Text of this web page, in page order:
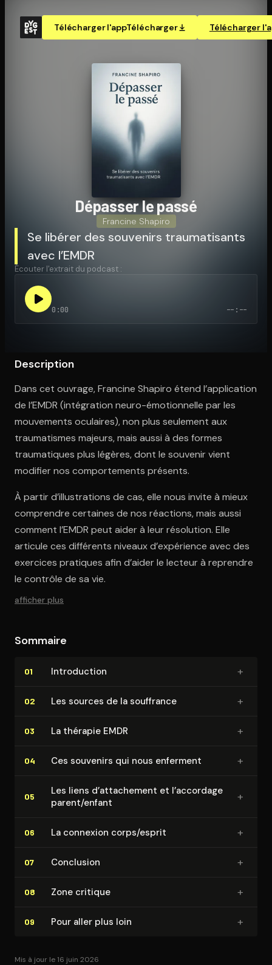
Télécharger l'appTélécharger Télécharger
Ouvre l'app Appareil photo, pointe sur le code. C'est gratuit à
Dépasser le passé
Francine Shapiro
Se libérer des souvenirs traumatisants
avec l’EMDR
Écouter l'extrait du podcast :
0:00 --:--
Description
Dans cet ouvrage, Francine Shapiro étend l’application
de l’EMDR (intégration neuro-émotionnelle par les
mouvements oculaires), non plus seulement aux
traumatismes majeurs, mais aussi à des formes
traumatiques plus légères, dont le souvenir vient
modifier nos comportements présents.
À partir d’illustrations de cas, elle nous invite à mieux
comprendre certaines de nos réactions, mais aussi
comment l’EMDR peut aider à leur résolution. Elle
articule ces différents niveaux d’expérience avec des
exercices pratiques afin d’aider le lecteur à reprendre
le contrôle de sa vie.
afficher plus
Sommaire
01 In­tro­duc­tion +
02 Les sources de la souffrance +
03 La thérapie EMDR +
04 Ces souvenirs qui nous enferment +
05
Les liens d’attachement et l’accordage
parent/enfant
+
06 La connexion corps/esprit +
07 Conclusion +
08 Zone critique +
09 Pour aller plus loin +
Mis à jour le 16 juin 2026